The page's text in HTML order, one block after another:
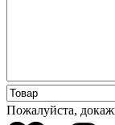
Пожалуйста,